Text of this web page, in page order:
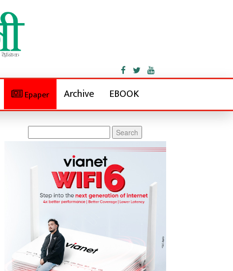
Epaper Archive EBOOK
for: